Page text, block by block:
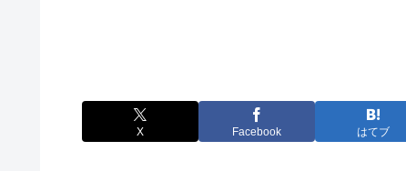
X Facebook はてブ